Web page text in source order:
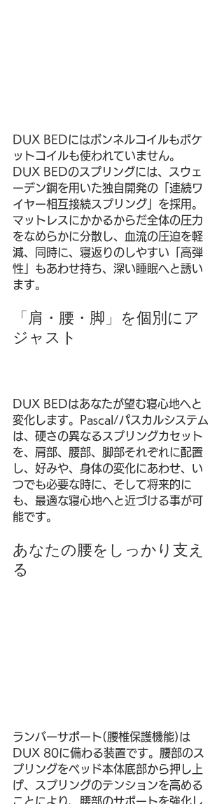
DUX BEDにはボンネルコイルもポケ
ットコイルも使われていません。
DUX BEDのスプリングには、スウェ
ーデン鋼を用いた独自開発の「連続ワ
イヤー相互接続スプリング」を採用。
マットレスにかかるからだ全体の圧力
をなめらかに分散し、血流の圧迫を軽
減、同時に、寝返りのしやすい「高弾
性」もあわせ持ち、深い睡眠へと誘い
ます。
「肩・腰・脚」を個別にア
ジャスト
DUX BEDはあなたが望む寝心地へと
変化します。Pascal/パスカルシステム
は、硬さの異なるスプリングカセット
を、肩部、腰部、脚部それぞれに配置
し、好みや、身体の変化にあわせ、い
つでも必要な時に、そして将来的に
も、最適な寝心地へと近づける事が可
能です。
あなたの腰をしっかり支え
る
ランバーサポート(腰椎保護機能)は
DUX 80に備わる装置です。腰部のス
プリングをベッド本体底部から押し上
げ、スプリングのテンションを高める
ことにより、腰部のサポートを強化し